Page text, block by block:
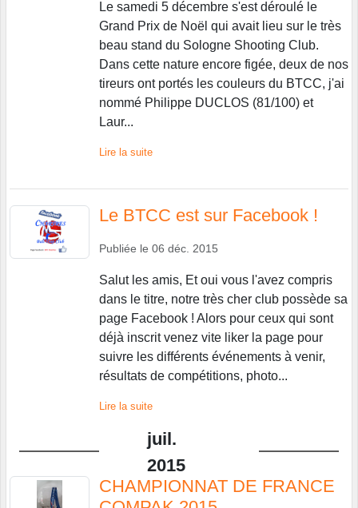
Le samedi 5 décembre s'est déroulé le
Grand Prix de Noël qui avait lieu sur le très
beau stand du Sologne Shooting Club.
Dans cette nature encore figée, deux de nos
tireurs ont portés les couleurs du BTCC, j'ai
nommé Philippe DUCLOS (81/100) et
Laur...
Lire la suite
Le BTCC est sur Facebook !
Publiée le 06 déc. 2015
Salut les amis, Et oui vous l'avez compris
dans le titre, notre très cher club possède sa
page Facebook ! Alors pour ceux qui sont
déjà inscrit venez vite liker la page pour
suivre les différents événements à venir,
résultats de compétitions, photo...
Lire la suite
juil.
2015
CHAMPIONNAT DE FRANCE